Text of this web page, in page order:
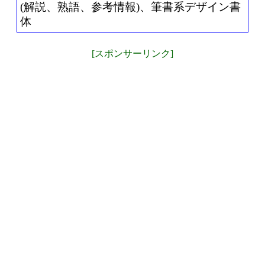
(解説、熟語、参考情報)、筆書系デザイン書
体
[スポンサーリンク]